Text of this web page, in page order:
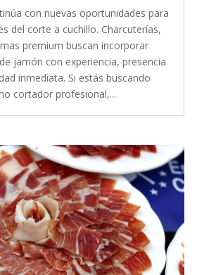
con nuevas oportunidades para
del corte a cuchillo. Charcuterías,
premium buscan incorporar
jamón con experiencia, presencia
inmediata. Si estás buscando
cortador profesional,...